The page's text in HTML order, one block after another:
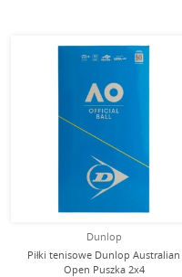
Dunlop
Piłki tenisowe Dunlop Australian
Open Puszka 2x4